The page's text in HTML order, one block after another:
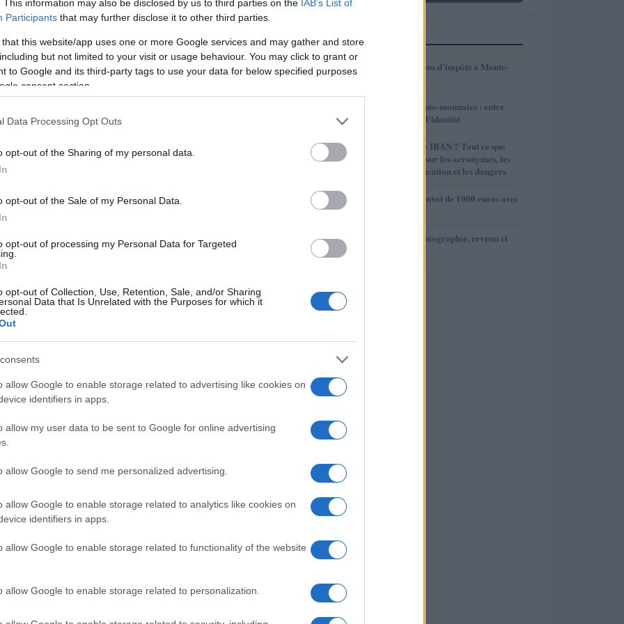
This information may also be disclosed by us to third parties on the IAB’s List of
Participants that may further disclose it to other third parties.
that this website/app uses one or more Google services and may gather and store
but not limited to your visit or usage behaviour. You may click to grant or
to Google and its third-party tags to use your data for below specified purposes
consent section.
Data Processing Opt Outs
opt-out of the Sharing of my personal data.
opt-out of the Sale of my Personal Data.
opt-out of processing my Personal Data for Targeted
opt-out of Collection, Use, Retention, Sale, and/or Sharing
Data that Is Unrelated with the Purposes for which it
allow Google to enable storage related to advertising like cookies on
identifiers in apps.
allow my user data to be sent to Google for online advertising
allow Google to send me personalized advertising.
allow Google to enable storage related to analytics like cookies on
identifiers in apps.
allow Google to enable storage related to functionality of the website
allow Google to enable storage related to personalization.
qui prennent du temps. Pour référence, la
05/2026 06:30; adaptez les recommandations à
des acquisitions pratiques qui facilitent le
professionnels confortables, un sac de
pour une
si vous déménagez : lit adapté, bureau pour les
la fatigue et améliorent l’efficacité. En outre,
comme une lampe frontale et des
pour éviter les pertes et préparez une version
1 Combien payez-vous d’impôts à Monte-
Carlo ?
Évolution des crypto-monnaies : entre
maturité et perte d’identité
3
A quoi sert le code IBAN ? Tout ce que
vous devez savoir sur les acronymes, les
exemples, la vérification et les dangers
4
Combien coûte l’envoi de 1000 euros avec
5
Yossi Ghinsberg: biographie, revenu et